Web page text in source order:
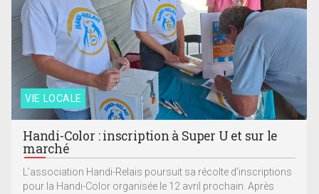
VIE LOCALE
Handi-Color : inscription à Super U et sur le
marché
L’association Handi-Relais poursuit sa récolte d’inscriptions
pour la Handi-Color organisée le 12 avril prochain. Après